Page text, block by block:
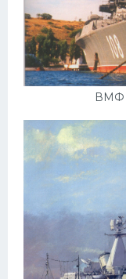
ВМФ
Русские авто
Вольво
БМВ
Сузуки
Мерседес
Фольксваген
Скания